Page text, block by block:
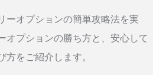
ーオプションの簡単攻略法を実
オプションの勝ち方と、安心して
をご紹介します。